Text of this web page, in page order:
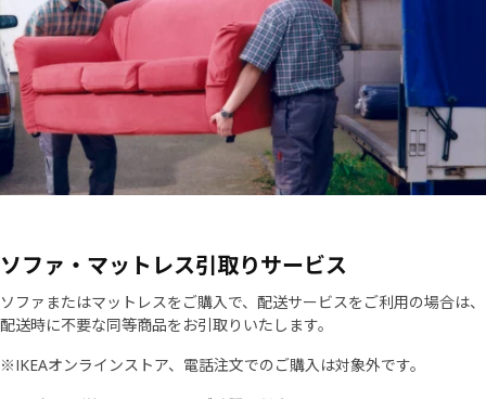
ソファ・マットレス引取りサービス​
ソファまたはマットレスをご購入で、配送サービスをご利用の場合は、
配送時に不要な同等商品をお引取りいたします。​​
※IKEAオンラインストア、電話注文でのご購入は対象外です。